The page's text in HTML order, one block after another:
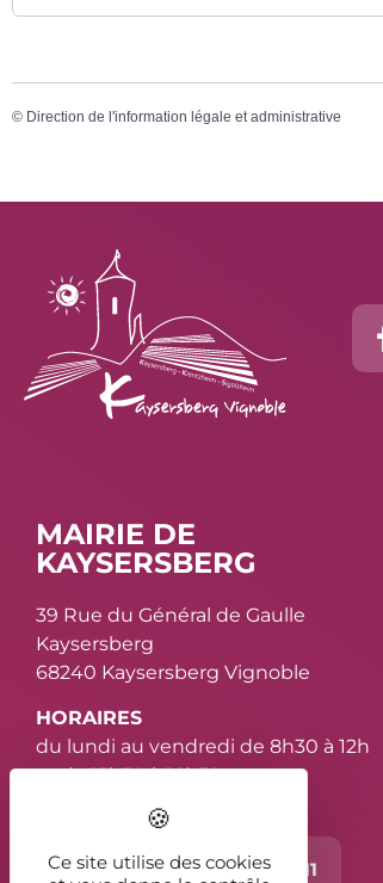
© Direction de l'information légale et administrative
MAIRIE DE
KAYSERSBERG
39 Rue du Général de Gaulle
Kaysersberg
68240 Kaysersberg Vignoble
HORAIRES
du lundi au vendredi de 8h30 à 12h
et de 13h30 à 16h30
Contact 03 89 78 11 11
Ce site utilise des cookies